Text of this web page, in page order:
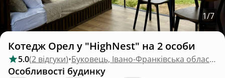
1/7
Котедж Орел у "HighNest" на 2 особи
5.0(2 відгуки)• Буковець, Івано-Франківська область
Особливості будинку